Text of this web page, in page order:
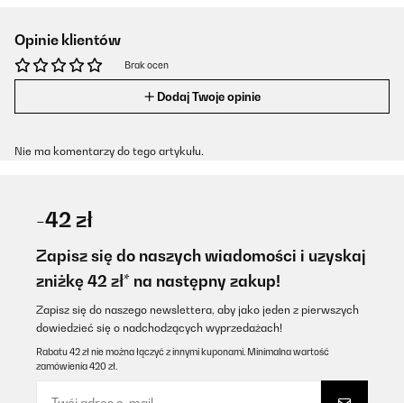
Opinie klientów
Brak ocen
Dodaj Twoje opinie
Nie ma komentarzy do tego artykułu.
-42 zł
Zapisz się do naszych wiadomości i uzyskaj
zniżkę 42 zł* na następny zakup!
Zapisz się do naszego newslettera, aby jako jeden z pierwszych
dowiedzieć się o nadchodzących wyprzedażach!
Rabatu 42 zł nie można łączyć z innymi kuponami. Minimalna wartość
zamówienia 420 zł.